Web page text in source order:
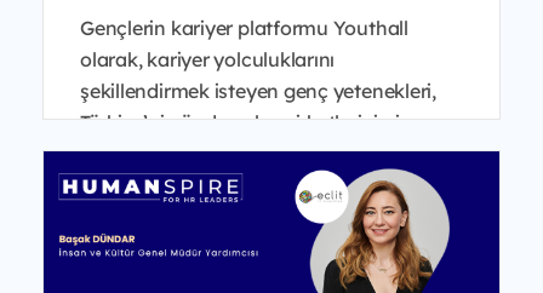
Gençlerin kariyer platformu Youthall
olarak, kariyer yolculuklarını
şekillendirmek isteyen genç yetenekleri,
Türkiye’nin önde gelen şirketlerinin insan
kaynakları liderleri...